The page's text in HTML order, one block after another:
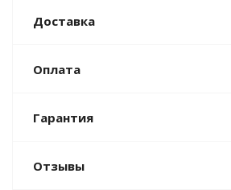
Доставка
Оплата
Гарантия
Отзывы